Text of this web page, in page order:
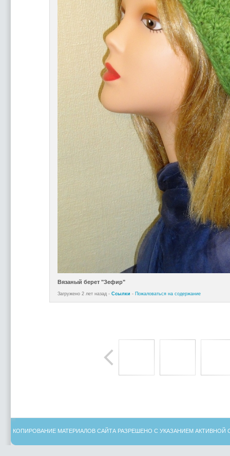
Вязаный берет "Зефир"
Загружено 2 лет назад - Ссылки - Пожаловаться на содержание
КОПИРОВАНИЕ МАТЕРИАЛОВ САЙТА РАЗРЕШЕНО С УКАЗАНИЕМ АКТИВНОЙ